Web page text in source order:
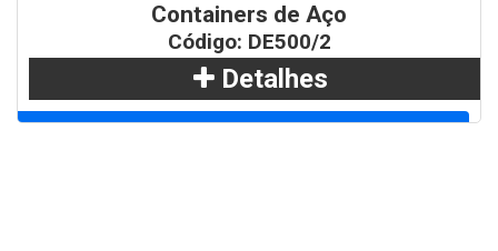
Containers de Aço
Código: DE500/2
Detalhes